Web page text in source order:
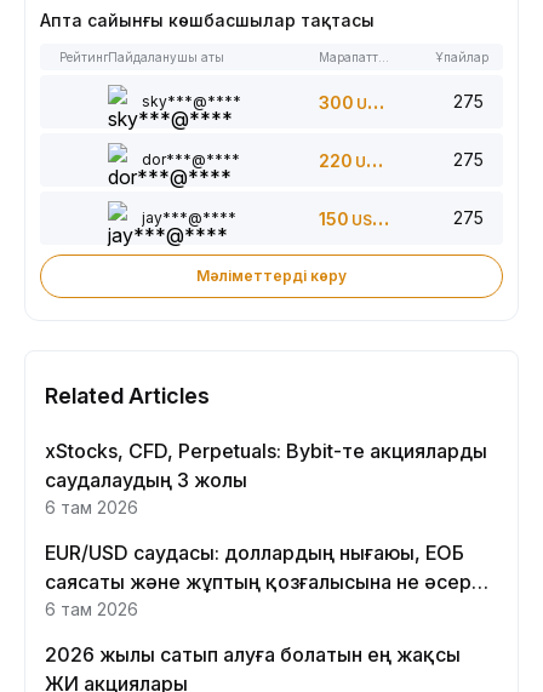
Апта сайынғы көшбасшылар тақтасы
РейтингПайдаланушы аты Ұпайлар
sky***@**** 300 USDT 275
dor***@**** 220 USDT 275
jay***@**** 150 USDT 275
Мәліметтерді көру
Related Articles
xStocks, CFD, Perpetuals: Bybit-те акцияларды
саудалаудың 3 жолы
6 там 2026
EUR/USD саудасы: доллардың нығаюы, ЕОБ
саясаты және жұптың қозғалысына не әсер
етеді
6 там 2026
2026 жылы сатып алуға болатын ең жақсы
ЖИ акциялары